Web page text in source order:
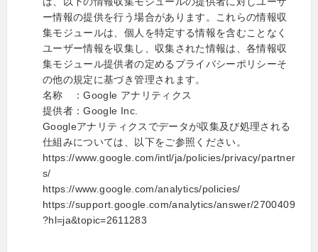
ー情報の提供を行う場合があります。これらの情報収
集モジュールは、個人を特定する情報を含むことなく
ユーザー情報を収集し、収集された情報は、各情報収
集モジュール提供者の定めるプライバシーポリシーそ
の他の規定に基づき管理されます。
名称 ：Google アナリティクス
提供者：Google Inc.
Googleアナリティクスでデータが収集及び処理される
仕組みについては、以下をご参照ください。
https://www.google.com/intl/ja/policies/privacy/partner
s/
https://www.google.com/analytics/policies/
https://support.google.com/analytics/answer/2700409
?hl=ja&topic=2611283